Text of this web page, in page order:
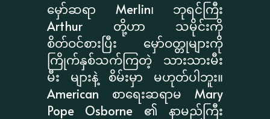
မှော်ဆရာ Merlin၊ ဘုရင်ကြီး
Arthur တို့ဟာ သမိုင်းကို
စိတ်ဝင်စားပြီး မှော်ဝတ္တုများကို
ကြိုက်နှစ်သက်ကြတဲ့ သားသားမီး
မီး များနဲ့ စိမ်းမှာ မဟုတ်ပါဘူး။
American စာရေးဆရာမ Mary
Pope Osborne ၏ နာမည်ကြီး